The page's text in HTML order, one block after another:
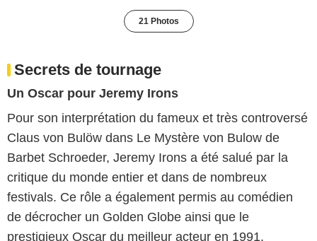
21 Photos
Secrets de tournage
Un Oscar pour Jeremy Irons
Pour son interprétation du fameux et très controversé
Claus von Bulöw dans Le Mystère von Bulow de
Barbet Schroeder, Jeremy Irons a été salué par la
critique du monde entier et dans de nombreux
festivals. Ce rôle a également permis au comédien
de décrocher un Golden Globe ainsi que le
prestigieux Oscar du meilleur acteur en 1991.